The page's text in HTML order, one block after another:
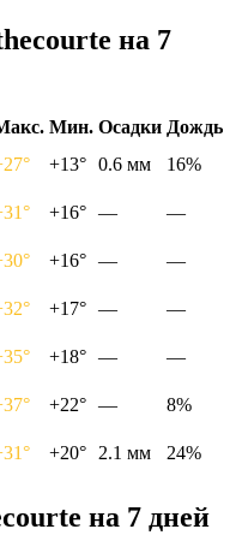
на 7
Мин. Осадки Дождь
+13° 0.6 мм
16%
+16° —
—
+16° —
—
+17° —
—
+18° —
—
+22° —
8%
+20° 2.1 мм 24%
на 7 дней